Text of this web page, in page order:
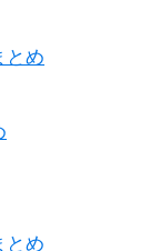
とめ
とめ